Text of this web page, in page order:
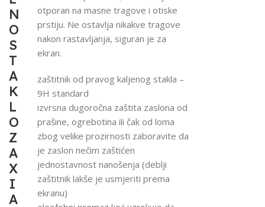
N
O
S
T
A
K
L
O
Z
A
X
I
A
otporan na masne tragove i otiske
prstiju. Ne ostavlja nikakve tragove
nakon rastavljanja, siguran je za
ekran.
zaštitnik od pravog kaljenog stakla –
9H standard
izvrsna dugoročna zaštita zaslona od
prašine, ogrebotina ili čak od loma
zbog velike prozirnosti zaboravite da
je zaslon nečim zaštićen
jednostavnost nanošenja (deblji
zaštitnik lakše je usmjeriti prema
ekranu)